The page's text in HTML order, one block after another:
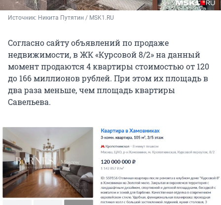
Источник: Никита Путятин / MSK1.RU
Согласно сайту объявлений по продаже
недвижимости, в ЖК «Курсовой 8/2» на данный
момент продаются 4 квартиры стоимостью от 120
до 166 миллионов рублей. При этом их площадь в
два раза меньше, чем площадь квартиры
Савельева.